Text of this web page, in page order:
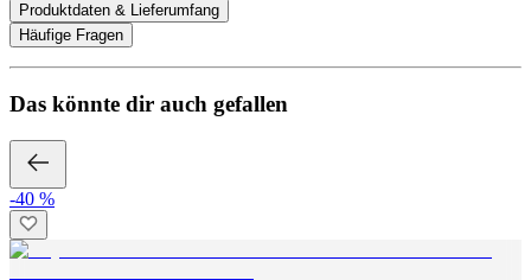
Produktdaten & Lieferumfang
Häufige Fragen
Das könnte dir auch gefallen
-40 %